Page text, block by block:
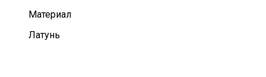
Материал
Латунь